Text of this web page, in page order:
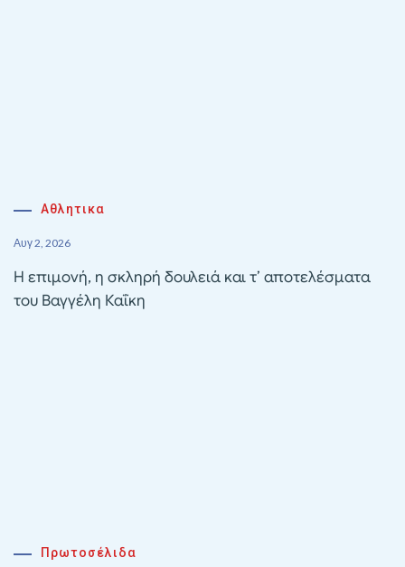
Αθλητικα
Αυγ 2, 2026
Η επιμονή, η σκληρή δουλειά και τ’ αποτελέσματα
του Βαγγέλη Καΐκη
Πρωτοσέλιδα